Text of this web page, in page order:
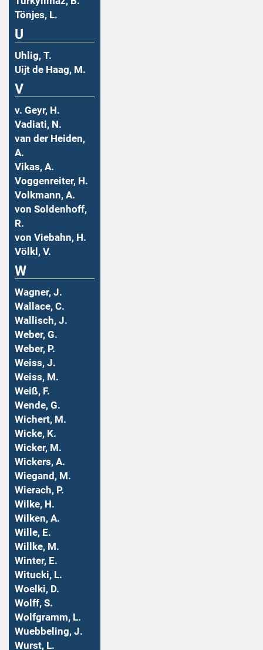
Tönjes, L.
U
Uhlig, T.
Uijt de Haag, M.
V
v. Geyr, H.
Vadiati, N.
van der Heiden,
A.
Vikas, A.
Voggenreiter, H.
Volkmann, A.
von Soldenhoff,
R.
von Viebahn, H.
Völkl, V.
W
Wagner, J.
Wallace, C.
Wallisch, J.
Weber, G.
Weber, P.
Weiss, J.
Weiss, M.
Weiß, F.
Wende, G.
Wichert, M.
Wicke, K.
Wicker, M.
Wickers, A.
Wiegand, M.
Wierach, P.
Wilke, H.
Wilken, A.
Wille, E.
Willke, M.
Winter, E.
Witucki, L.
Woelki, D.
Wolff, S.
Wolfgramm, L.
Wuebbeling, J.
Wurst, L.